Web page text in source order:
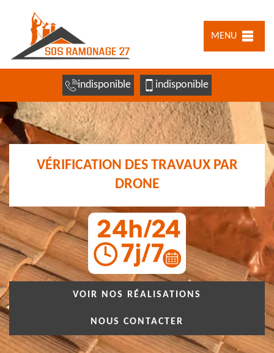
MENU
indisponible indisponible
VÉRIFICATION DES TRAVAUX PAR
DRONE
VOIR NOS RÉALISATIONS
NOUS CONTACTER